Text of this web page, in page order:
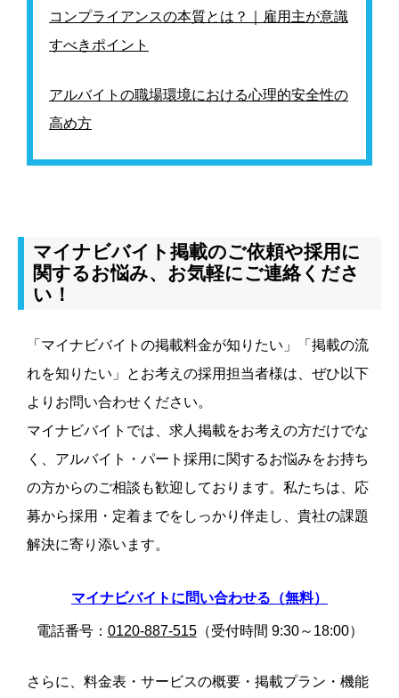
コンプライアンスの本質とは？｜雇用主が意識
すべきポイント
アルバイトの職場環境における心理的安全性の
高め方
マイナビバイト掲載のご依頼や採用に
関するお悩み、お気軽にご連絡くださ
い！
「マイナビバイトの掲載料金が知りたい」「掲載の流
れを知りたい」とお考えの採用担当者様は、ぜひ以下
よりお問い合わせください。
マイナビバイトでは、求人掲載をお考えの方だけでな
く、アルバイト・パート採用に関するお悩みをお持ち
の方からのご相談も歓迎しております。私たちは、応
募から採用・定着までをしっかり伴走し、貴社の課題
解決に寄り添います。
マイナビバイトに問い合わせる（無料）
電話番号： 0120-887-515（受付時間 9:30～18:00）
さらに、料金表・サービスの概要・掲載プラン・機能